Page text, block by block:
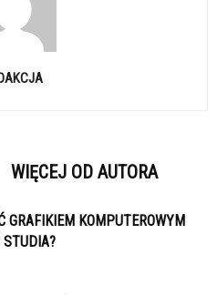
WIĘCEJ OD AUTORA
GRAFIKIEM KOMPUTEROWYM